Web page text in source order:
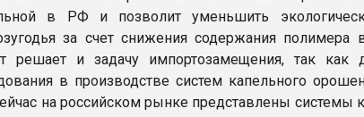
в РФ и позволит уменьшить
за счет снижения содержания полимера
решает и задачу импортозамещения, так как
в производстве систем капельного
на российском рынке представлены системы